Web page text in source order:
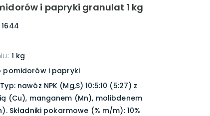
i papryki granulat 1 kg
1644
: 1 kg
pomidorów i papryki
nawóz NPK (Mg,S) 10:5:10 (5:27) z
(Cu), manganem (Mn), molibdenem
Składniki pokarmowe (% m/m): 10%